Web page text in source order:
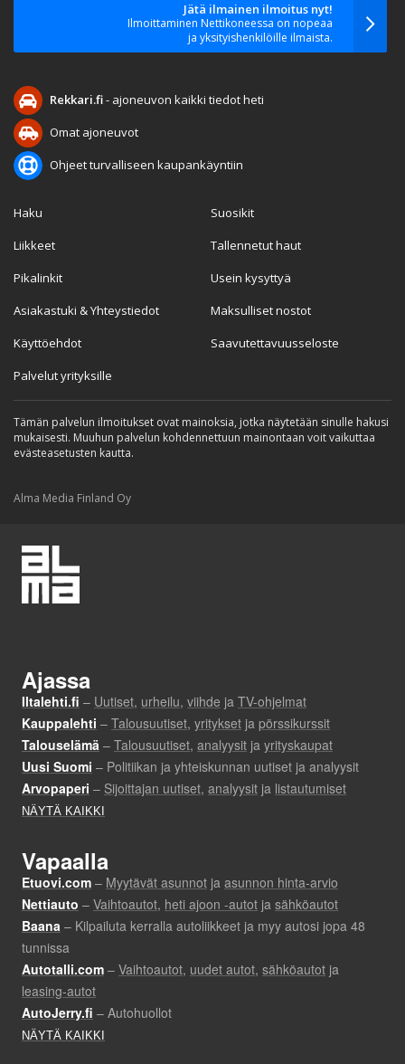
Jätä ilmainen ilmoitus nyt!
Ilmoittaminen Nettikoneessa on nopeaa
ja yksityishenkilöille ilmaista.
Rekkari.fi- ajoneuvon kaikki tiedot heti
Omat ajoneuvot
Ohjeet turvalliseen kaupankäyntiin
Haku
Liikkeet
Pikalinkit
Asiakastuki & Yhteystiedot
Käyttöehdot
Palvelut yrityksille
Suosikit
Tallennetut haut
Usein kysyttyä
Maksulliset nostot
Saavutettavuusseloste
Tämän palvelun ilmoitukset ovat mainoksia, jotka näytetään sinulle hakusi
mukaisesti. Muuhun palvelun kohdennettuun mainontaan voit vaikuttaa
evästeasetusten kautta.
Alma Media Finland Oy